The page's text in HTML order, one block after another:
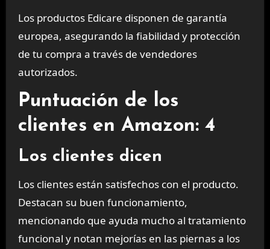
Los productos Edicare disponen de garantía
europea, asegurando la fiabilidad y protección
de tu compra a través de vendedores
autorizados.
Puntuación de los
clientes en Amazon: 4
Los clientes dicen
Los clientes están satisfechos con el producto.
Destacan su buen funcionamiento,
mencionando que ayuda mucho al tratamiento
funcional y notan mejorías en las piernas a los